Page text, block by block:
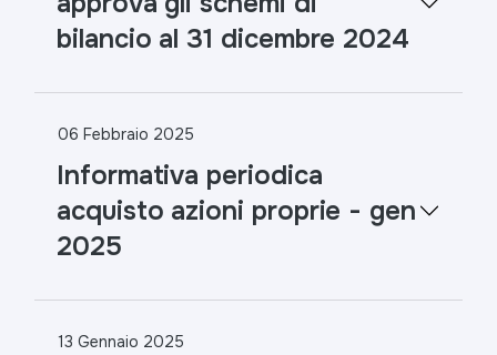
bilancio al 31 dicembre 2024
06 Febbraio 2025
Informativa periodica
acquisto azioni proprie - gen
2025
13 Gennaio 2025